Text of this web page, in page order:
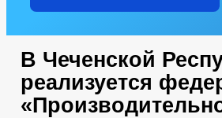
В Чеченской
реализуется